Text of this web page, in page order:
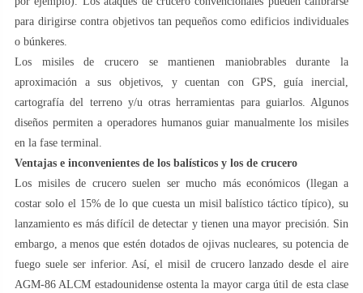
para dirigirse contra objetivos tan pequeños como edificios individuales
o búnkeres.
Los misiles de crucero se mantienen maniobrables durante la
aproximación a sus objetivos, y cuentan con GPS, guía inercial,
cartografía del terreno y/u otras herramientas para guiarlos. Algunos
diseños permiten a operadores humanos guiar manualmente los misiles
en la fase terminal.
Ventajas e inconvenientes de los balísticos y los de crucero
Los misiles de crucero suelen ser mucho más económicos (llegan a
costar solo el 15% de lo que cuesta un misil balístico táctico típico), su
lanzamiento es más difícil de detectar y tienen una mayor precisión. Sin
embargo, a menos que estén dotados de ojivas nucleares, su potencia de
fuego suele ser inferior. Así, el misil de crucero lanzado desde el aire
AGM-86 ALCM estadounidense ostenta la mayor carga útil de esta clase